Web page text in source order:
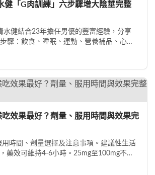
健「G肉訓練」六步驟增大陰莖完整
水健結合23年擔任男優的豐富經驗，分享
步驟：飲食、睡眠、運動、營養補品、心
效果最好？劑量、服用時間與效果完
用時間、劑量選擇及注意事項。建議性生活
藥效可維持4-6小時。25mg至100mg不同